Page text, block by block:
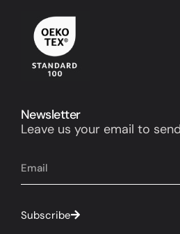
Newsletter
Leave us your email to
Subscribe